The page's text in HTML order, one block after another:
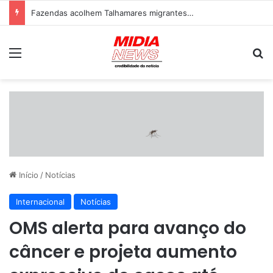
Fazendas acolhem Talhamares migrantes…
Início / Notícias
Internacional Notícias
OMS alerta para avanço do
câncer e projeta aumento